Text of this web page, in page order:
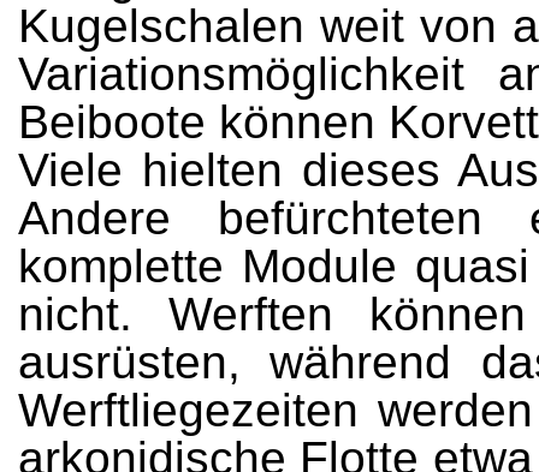
Kugelschalen weit von
Variationsmöglichkeit
Beiboote können
Viele hielten dieses
Andere befürchteten
komplette Module
nicht. Werften
ausrüsten, während
Werftliegezeiten
arkonidische Flotte